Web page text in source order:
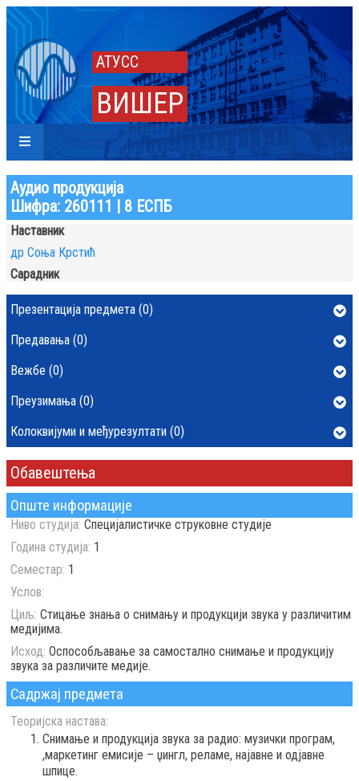
АТУСС
ВИШЕР
Аудио продукција
Шифра: 260111 | 8 ЕСПБ
Опште информације
Ниво студија: Специјалистичке струковне студије
Година студија: 1
Семестар: 1
Услов:
Циљ: Стицање знања о снимању и продукцији звука у различитим
медијима.
Исход: Oспосoбљавање за самостално снимање и продукцију
звука за различите медије.
Садржај предмета
Теоријска настава:
Снимање и продукција звука за радио: музички програм,
,маркетинг емисије – џингл, реламе, најавне и одјавне
шпице.
Наставник
др Соња Крстић
Сарадник
Презентација предмета (0)
Предавања (0)
Вежбе (0)
Преузимања (0)
Колоквијуми и међурезултати (0)
Обавештења